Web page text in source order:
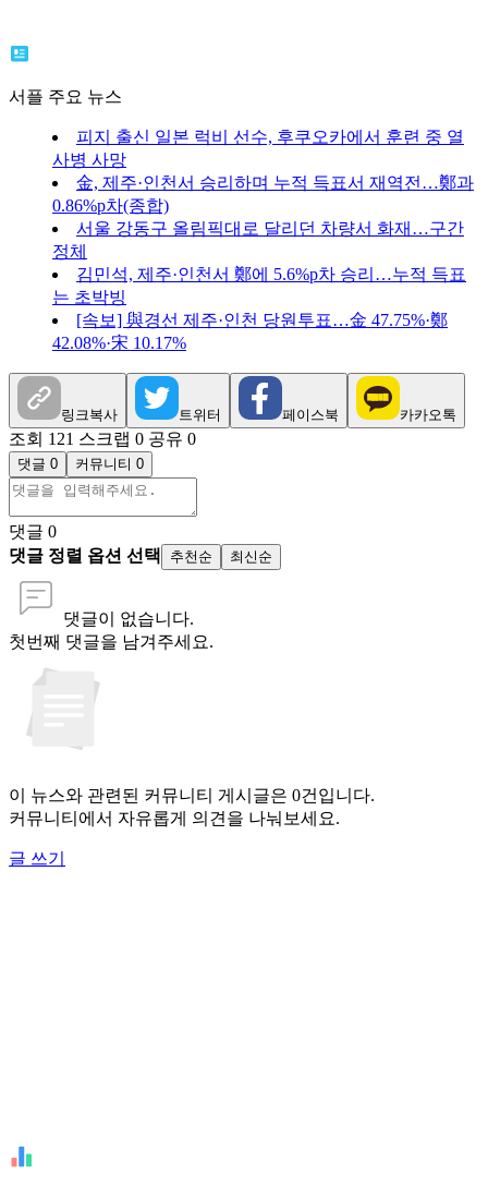
서플 주요 뉴스
피지 출신 일본 럭비 선수, 후쿠오카에서 훈련 중 열
사병 사망
金, 제주·인천서 승리하며 누적 득표서 재역전…鄭과
0.86%p차(종합)
서울 강동구 올림픽대로 달리던 차량서 화재…구간
정체
김민석, 제주·인천서 鄭에 5.6%p차 승리…누적 득표
는 초박빙
[속보] 與경선 제주·인천 당원투표…金 47.75%·鄭
42.08%·宋 10.17%
링크복사 트위터 페이스북 카카오톡
조회 121 스크랩 0 공유 0
댓글 0 커뮤니티 0
댓글 0
댓글 정렬 옵션 선택
추천순 최신순
댓글이 없습니다.
첫번째 댓글을 남겨주세요.
이 뉴스와 관련된 커뮤니티 게시글은 0건입니다.
커뮤니티에서 자유롭게 의견을 나눠보세요.
글 쓰기